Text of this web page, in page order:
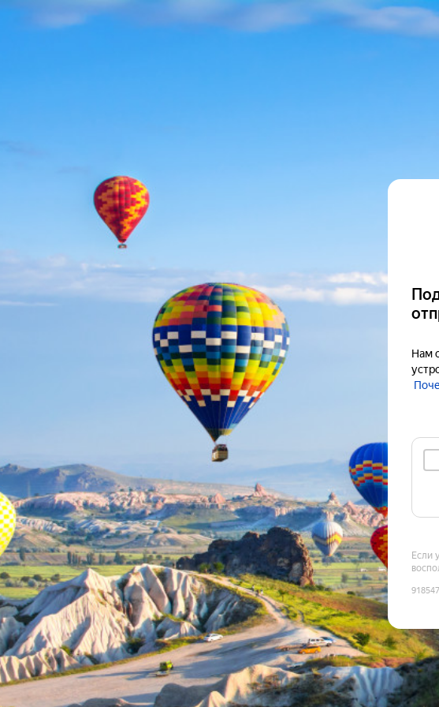
Нам
Если